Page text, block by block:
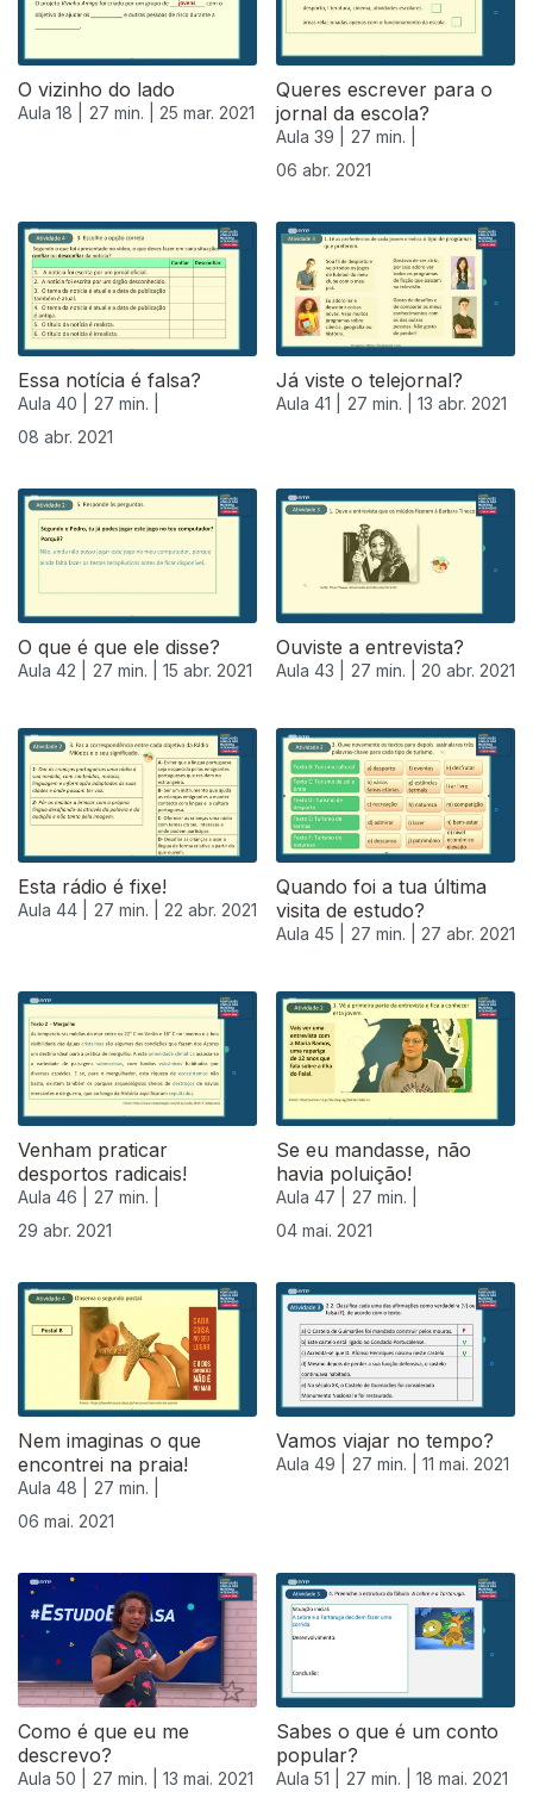
O vizinho do lado
Aula 18 | 27 min. | 25 mar. 2021
Queres escrever para o
jornal da escola?
Aula 39 |
27 min. |
06 abr. 2021
Essa notícia é falsa?
Aula 40 |
27 min. |
08 abr. 2021
Já viste o telejornal?
Aula 41 | 27 min. | 13 abr. 2021
O que é que ele disse?
Aula 42 | 27 min. | 15 abr. 2021
Ouviste a entrevista?
Aula 43 | 27 min. | 20 abr. 2021
Esta rádio é fixe!
Aula 44 | 27 min. | 22 abr. 2021
Quando foi a tua última
visita de estudo?
Aula 45 | 27 min. | 27 abr. 2021
Venham praticar
desportos radicais!
Aula 46 |
27 min. |
29 abr. 2021
Se eu mandasse, não
havia poluição!
Aula 47 |
27 min. |
04 mai. 2021
541371
Nem imaginas o que
encontrei na praia!
Aula 48 |
27 min. |
06 mai. 2021
Vamos viajar no tempo?
Aula 49 | 27 min. | 11 mai. 2021
Como é que eu me
descrevo?
Aula 50 | 27 min. | 13 mai. 2021
Sabes o que é um conto
popular?
Aula 51 | 27 min. | 18 mai. 2021